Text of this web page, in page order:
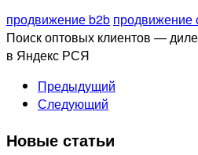
продвижение b2b продвижение
Поиск оптовых клиентов —
в Яндекс РСЯ
Предыдущий
Следующий
Новые статьи